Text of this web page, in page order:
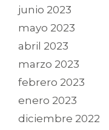
junio 2023
mayo 2023
abril 2023
marzo 2023
febrero 2023
enero 2023
diciembre 2022